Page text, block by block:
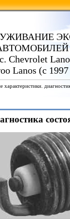
Chevrolet
Lanos (с
характеристики.